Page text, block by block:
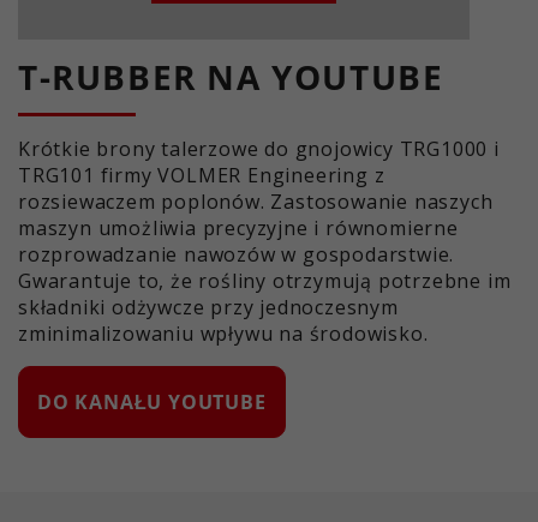
T-RUBBER NA YOUTUBE
Krótkie brony talerzowe do gnojowicy TRG1000 i
TRG101 firmy VOLMER Engineering z
rozsiewaczem poplonów. Zastosowanie naszych
maszyn umożliwia precyzyjne i równomierne
rozprowadzanie nawozów w gospodarstwie.
Gwarantuje to, że rośliny otrzymują potrzebne im
składniki odżywcze przy jednoczesnym
zminimalizowaniu wpływu na środowisko.
DO KANAŁU YOUTUBE